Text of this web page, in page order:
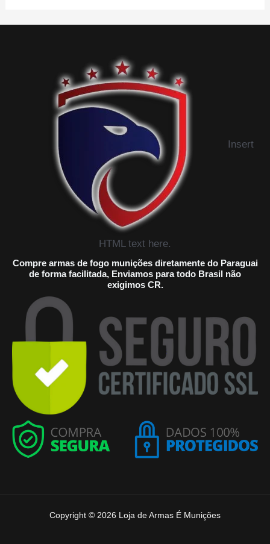
Insert
HTML text here.
Compre armas de fogo munições diretamente do Paraguai
de forma facilitada, Enviamos para todo Brasil não
exigimos CR.
Copyright © 2026 Loja de Armas É Munições